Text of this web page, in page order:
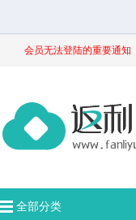
会员无法登陆的重要通知
全部分类